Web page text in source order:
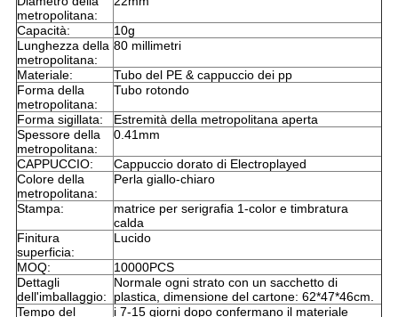
metropolitana:
Capacità:
10g
Lunghezza della
metropolitana:
80 millimetri
Materiale:
Tubo del PE & cappuccio dei pp
Forma della
metropolitana:
Tubo rotondo
Forma sigillata:
Estremità della metropolitana aperta
Spessore della
metropolitana:
0.41mm
CAPPUCCIO:
Cappuccio dorato di Electroplayed
Colore della
metropolitana:
Perla giallo-chiaro
Stampa:
matrice per serigrafia 1-color e timbratura
calda
Finitura
superficia:
Lucido
MOQ:
10000PCS
Dettagli
dell'imballaggio:
Normale ogni strato con un sacchetto di
plastica, dimensione del cartone: 62*47*46cm.
Tempo del
i 7-15 giorni dopo confermano il materiale